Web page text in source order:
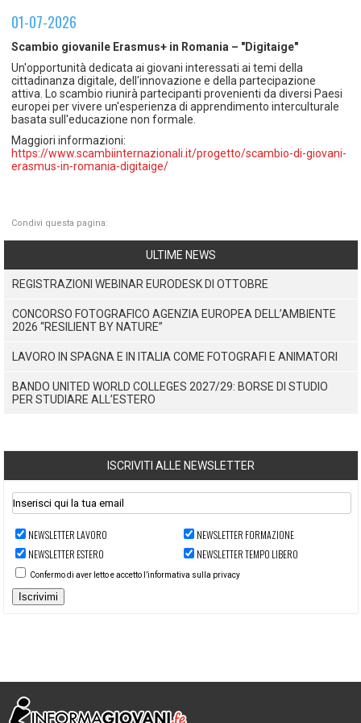
Coordinamento Provinciale Ferrarese Informagiovani
01-07-2026
Scambio giovanile Erasmus+ in Romania – "Digitaige"
Un'opportunità dedicata ai giovani interessati ai temi della
cittadinanza digitale, dell'innovazione e della partecipazione
attiva. Lo scambio riunirà partecipanti provenienti da diversi Paesi
europei per vivere un'esperienza di apprendimento interculturale
basata sull'educazione non formale.
Maggiori informazioni:
https://www.scambiinternazionali.it/progetto/scambio-di-giovani-
erasmus-in-romania-digitaige/
Condivi questa pagina:
ULTIME NEWS
REGISTRAZIONI WEBINAR EURODESK DI OTTOBRE
CONCORSO FOTOGRAFICO AGENZIA EUROPEA DELL’AMBIENTE
2026 “RESILIENT BY NATURE”
LAVORO IN SPAGNA E IN ITALIA COME FOTOGRAFI E ANIMATORI
BANDO UNITED WORLD COLLEGES 2027/29: BORSE DI STUDIO
PER STUDIARE ALL’ESTERO
ISCRIVITI ALLE NEWSLETTER
NEWSLETTER LAVORO
NEWSLETTER FORMAZIONE
NEWSLETTER ESTERO
NEWSLETTER TEMPO LIBERO
Confermo di aver letto e accetto l’informativa sulla privacy
Iscrivimi